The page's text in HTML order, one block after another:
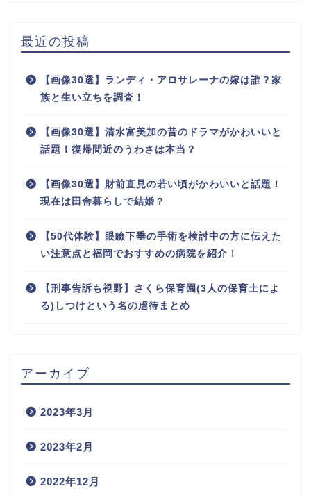
最近の投稿
【画像30選】ランディ・アロサレーナの嫁は誰？家
族と生い立ちを調査！
【画像30選】清水富美加の昔のドラマがかわいいと
話題！復帰間近のうわさは本当？
【画像30選】財前直見の若い頃がかわいいと話題！
現在は田舎暮らしで結婚？
【50代体験】眼瞼下垂の手術を検討中の方に伝えた
い注意点と福岡でおすすめの病院を紹介！
【刑事告訴も視野】さくら保育園(3人の保育士によ
る)しつけという名の虐待まとめ
アーカイブ
2023年3月
2023年2月
2022年12月